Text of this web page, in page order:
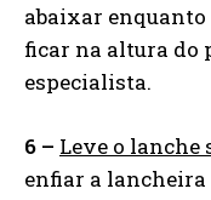
abaixar
ficar na altura do
especialista.
6 – Leve o lanche
enfiar a